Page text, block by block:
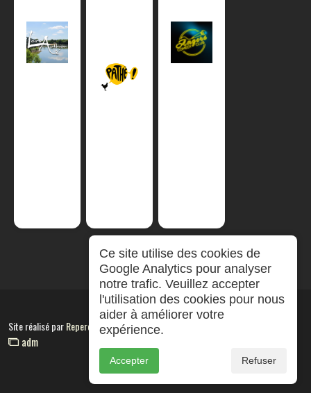
Site réalisé parRepereCom
adm
Ce site utilise des cookies de
Google Analytics pour analyser
notre trafic. Veuillez accepter
l'utilisation des cookies pour nous
aider à améliorer votre
expérience.
Accepter Refuser